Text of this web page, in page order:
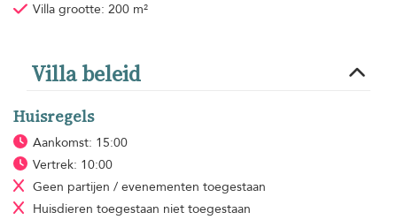
Villa grootte: 200 m²
Villa beleid
Huisregels
Aankomst: 15:00
Vertrek: 10:00
Geen partijen / evenementen toegestaan
Huisdieren toegestaan niet toegestaan